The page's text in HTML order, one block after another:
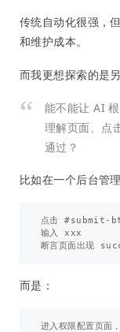
传统自动化很强，
和维护成本。
而我更想探索的是
能不能让 AI
理解页面、点
通过？
比如在一个后台管
点击 #submit-
输入 xxx
而是：
进入权限配置页面